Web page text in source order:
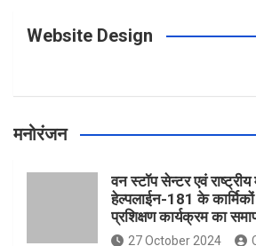
Website Design
मनोरंजन
वन स्टॉप सेन्टर एवं राष्ट्रीय
हेल्पलाईन-181 के
प्रशिक्षण कार्यक्रम का
27 October 2024